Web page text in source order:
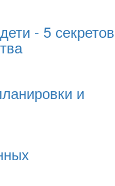
- 5 секретов
и